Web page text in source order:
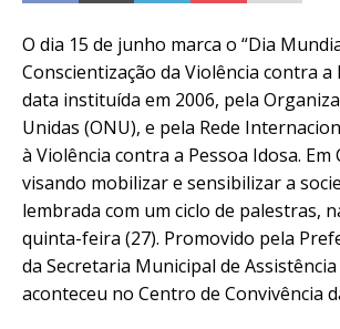
O dia 15 de junho marca o “Dia
Conscientização da Violência contra a
data instituída em 2006, pela
Unidas (ONU), e pela Rede
à Violência contra a Pessoa Idosa. Em
visando mobilizar e sensibilizar a
lembrada com um ciclo de palestras,
quinta-feira (27). Promovido pela
da Secretaria Municipal de
aconteceu no Centro de Convivência